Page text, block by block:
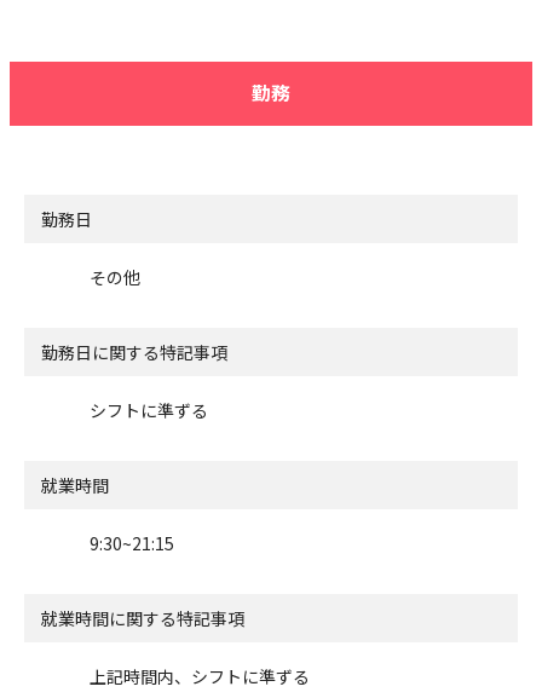
勤務
勤務日
その他
勤務日に関する特記事項
シフトに準ずる
就業時間
9:30~21:15
就業時間に関する特記事項
上記時間内、シフトに準ずる